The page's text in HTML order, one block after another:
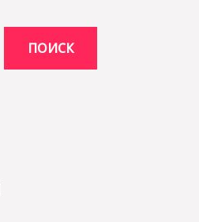
ПОИСК